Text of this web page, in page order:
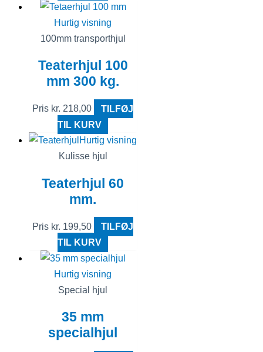
Hurtig visning
100mm transporthjul
Teaterhjul 100
mm 300 kg.
Pris kr. 218,00
TILFØJ
TIL KURV
Hurtig visning
Kulisse hjul
Teaterhjul 60
mm.
Pris kr. 199,50
TILFØJ
TIL KURV
Hurtig visning
Special hjul
35 mm
specialhjul